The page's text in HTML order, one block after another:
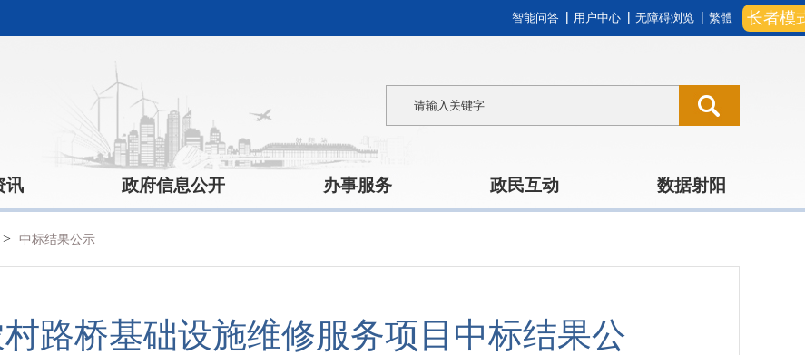
长者模
智能问答 用户中心 无障碍浏览 繁體
讯 政府信息公开 办事服务 政民互动 数据射阳
> 中标结果公示
路桥基础设施维修服务项目中标结果公